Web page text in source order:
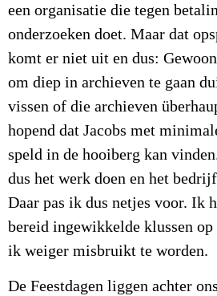
een organisatie die tegen
onderzoeken doet. Maar dat
komt er niet uit en dus:
om diep in archieven te gaan
vissen of die archieven
hopend dat Jacobs met
speld in de hooiberg kan
dus het werk doen en het
Daar pas ik dus netjes voor. Ik
bereid ingewikkelde klussen op
ik weiger misbruikt te worden.
De Feestdagen liggen achter